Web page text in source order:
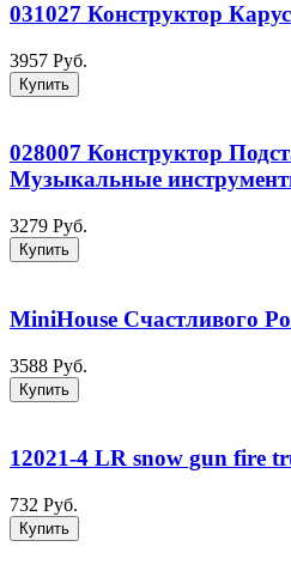
031027 Конструктор
3957 Руб.
Купить
028007 Конструктор
Музыкальные
3279 Руб.
Купить
MiniHouse Счастливого
3588 Руб.
Купить
12021-4 LR snow gun fire
732 Руб.
Купить